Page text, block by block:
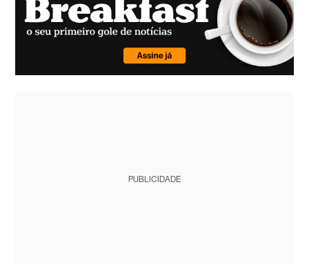
PUBLICIDADE